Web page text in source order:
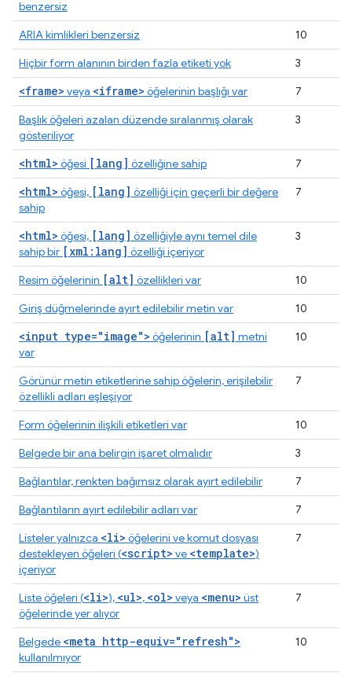
benzersiz
ARIA kimlikleri benzersiz
10
Hiçbir form alanının birden fazla etiketi yok
3
<frame> veya <iframe> öğelerinin başlığı var
7
Başlık öğeleri azalan düzende sıralanmış olarak
gösteriliyor
3
<html> öğesi [lang] özelliğine sahip 7
<html> öğesi, [lang] özelliği için geçerli bir değere
sahip
7
<html> öğesi, [lang] özelliğiyle aynı temel dile
sahip bir [xml:lang] özelliği içeriyor
3
Resim öğelerinin [alt] özellikleri var
10
Giriş düğmelerinde ayırt edilebilir metin var
10
<input type="image"> öğelerinin [alt] metni
var
10
Görünür metin etiketlerine sahip öğelerin, erişilebilir
özellikli adları eşleşiyor
7
Form öğelerinin ilişkili etiketleri var
10
Belgede bir ana belirgin işaret olmalıdır
3
Bağlantılar, renkten bağımsız olarak ayırt edilebilir
7
Bağlantıların ayırt edilebilir adları var
7
Listeler yalnızca <li> öğelerini ve komut dosyası
destekleyen öğeleri (<script> ve <template>)
içeriyor
7
Liste öğeleri (<li>), <ul>, <ol> veya <menu> üst
öğelerinde yer alıyor
7
Belgede <meta http-equiv="refresh">
kullanılmıyor
10